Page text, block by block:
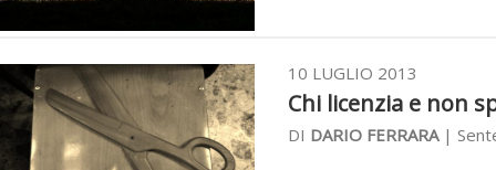
10 LUGLIO 2013
Chi licenzia e non
DI DARIO FERRARA|